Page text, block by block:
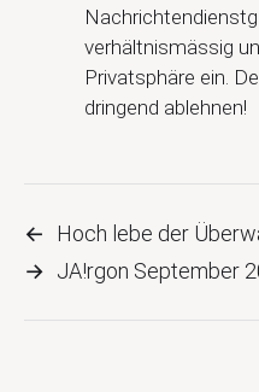
verhältnismässig
Privatsphäre ein.
dringend ablehnen!
←
Hoch lebe der
→ JA!rgon September